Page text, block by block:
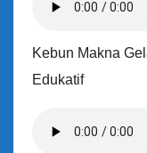
Kebun Makna
Edukatif